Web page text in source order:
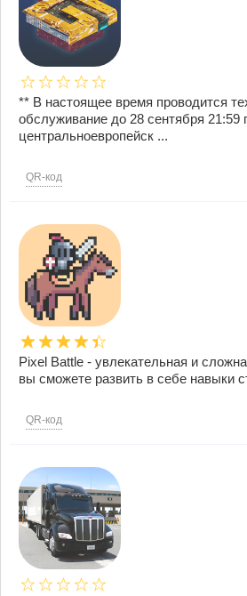
** В настоящее время проводится
обслуживание до 28 сентября 21:59
центральноевропейск ...
QR-код
Pixel Battle - увлекательная и
вы сможете развить в себе навыки
QR-код